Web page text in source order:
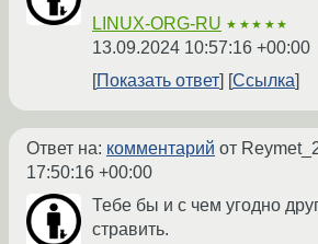
LINUX-ORG-RU ★★★★★
13.09.2024 10:57:16 +00:00
Показать ответ
Ссылка
Ответ на: комментарий от
17:50:16 +00:00
Тебе бы и с чем угодно
стравить.